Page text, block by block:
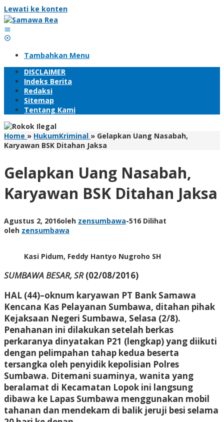
Lewati ke konten
Tambahkan Menu
DISCLAIMER
Indeks Berita
Redaksi
Sitemap
Tentang Kami
Home » HukumKriminal » Gelapkan Uang Nasabah,
Karyawan BSK Ditahan Jaksa
Gelapkan Uang Nasabah,
Karyawan BSK Ditahan Jaksa
Agustus 2, 2016oleh zensumbawa-516 Dilihat
oleh zensumbawa
Kasi Pidum, Feddy Hantyo Nugroho SH
SUMBAWA BESAR, SR(02/08/2016)
HAL (44)–oknum karyawan PT Bank Samawa
Kencana Kas Pelayanan Sumbawa, ditahan pihak
Kejaksaan Negeri Sumbawa, Selasa (2/8).
Penahanan ini dilakukan setelah berkas
perkaranya dinyatakan P21 (lengkap) yang diikuti
dengan pelimpahan tahap kedua beserta
tersangka oleh penyidik kepolisian Polres
Sumbawa. Ditemani suaminya, wanita yang
beralamat di Kecamatan Lopok ini langsung
dibawa ke Lapas Sumbawa menggunakan mobil
tahanan dan mendekam di balik jeruji besi selama